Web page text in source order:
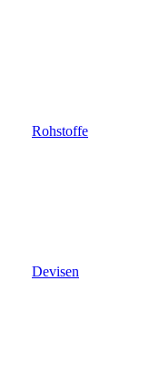
Rohstoffe
Devisen